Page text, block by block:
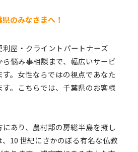
のみなさまへ！
屋・クライントパートナーズ
悩み事相談まで、幅広いサービ
。女性ならではの視点であなた
。こちらでは、千葉県のお客様
あり、農村部の房総半島を擁し
10 世紀にさかのぼる有名な仏教